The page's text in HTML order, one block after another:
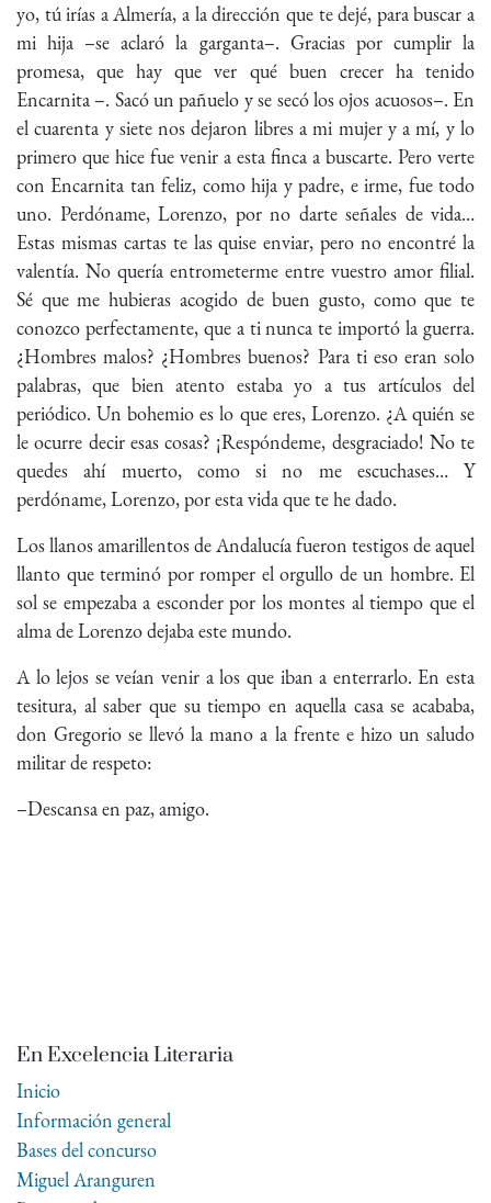
yo, tú irías a Almería, a la dirección que te dejé, para buscar a
mi hija –se aclaró la garganta–. Gracias por cumplir la
promesa, que hay que ver qué buen crecer ha tenido
Encarnita –. Sacó un pañuelo y se secó los ojos acuosos–. En
el cuarenta y siete nos dejaron libres a mi mujer y a mí, y lo
primero que hice fue venir a esta finca a buscarte. Pero verte
con Encarnita tan feliz, como hija y padre, e irme, fue todo
uno. Perdóname, Lorenzo, por no darte señales de vida…
Estas mismas cartas te las quise enviar, pero no encontré la
valentía. No quería entrometerme entre vuestro amor filial.
Sé que me hubieras acogido de buen gusto, como que te
conozco perfectamente, que a ti nunca te importó la guerra.
¿Hombres malos? ¿Hombres buenos? Para ti eso eran solo
palabras, que bien atento estaba yo a tus artículos del
periódico. Un bohemio es lo que eres, Lorenzo. ¿A quién se
le ocurre decir esas cosas? ¡Respóndeme, desgraciado! No te
quedes ahí muerto, como si no me escuchases… Y
perdóname, Lorenzo, por esta vida que te he dado.
Los llanos amarillentos de Andalucía fueron testigos de aquel
llanto que terminó por romper el orgullo de un hombre. El
sol se empezaba a esconder por los montes al tiempo que el
alma de Lorenzo dejaba este mundo.
A lo lejos se veían venir a los que iban a enterrarlo. En esta
tesitura, al saber que su tiempo en aquella casa se acababa,
don Gregorio se llevó la mano a la frente e hizo un saludo
militar de respeto:
–Descansa en paz, amigo.
En Excelencia Literaria
Inicio
Información general
Bases del concurso
Miguel Aranguren